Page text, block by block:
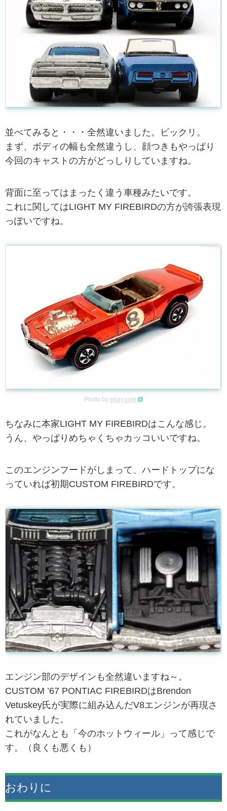
並べてみると・・・全然違いました。ビックリ。
まず、ボディの幅も全然違うし、顔つきもやっぱり
今回のキャストの方がどっしりしていますね。
背面に至ってはまったく違う車種みたいです。
これに関してはLIGHT MY FIREBIRDの方が誇張表現
っぽいですね。
Photo by ebay.com
ちなみに本家LIGHT MY FIREBIRDはこんな感じ。
うん、やっぱりめちゃくちゃカッコいいですね。
このエンジンフードがしまって、ハードトップにな
っていれば初期CUSTOM FIREBIRDです。
エンジン部のデザインも全然違いますね～。
CUSTOM ’67 PONTIAC FIREBIRDはBrendon
Vetuskey氏が実際に組み込んだV8エンジンが再現さ
れていました。
これがなんとも「今のホットウィール」って感じで
す。（良くも悪くも）
おわりに